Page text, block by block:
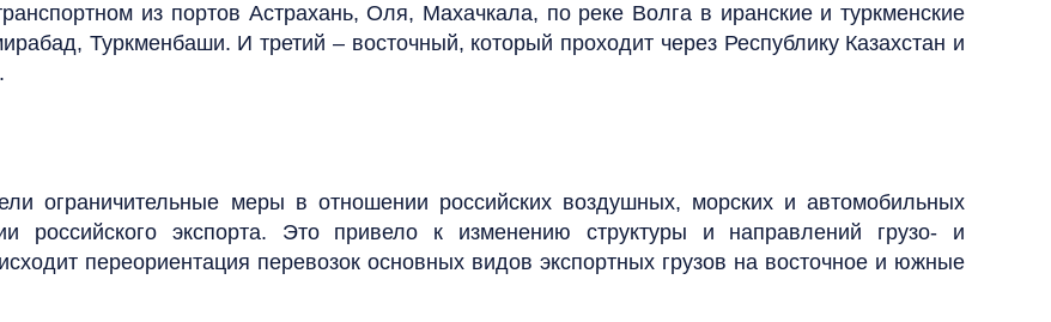
из портов Астрахань, Оля, Махачкала, по реке Волга в иранские и туркменские
Туркменбаши. И третий – восточный, который проходит через Республику Казахстан и
ограничительные меры в отношении российских воздушных, морских и автомобильных
российского экспорта. Это привело к изменению структуры и направлений грузо- и
переориентация перевозок основных видов экспортных грузов на восточное и южные